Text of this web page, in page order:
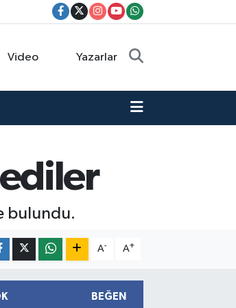
Video Yazarlar
bulundu.
A- A+
BEĞEN